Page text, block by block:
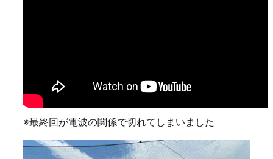
※最終回が電波の関係で切れてしまいました